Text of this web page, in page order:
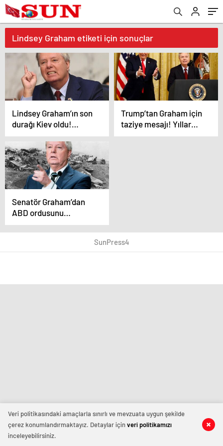
Lindsey Graham etiketi için sonuçlar
Lindsey Graham’ın son
durağı Kiev oldu!
Ölümünden saatler
önce Zelenski ile
görüştü
Trump’tan Graham için
taziye mesajı! Yıllar
önce söyledikleri
Senatör Graham’dan
ABD ordusunu
bitirecek çağrı!
Geçmişi çabuk unuttu
SunPress4
Veri politikasındaki amaçlarla sınırlı ve mevzuata uygun şekilde
çerez konumlandırmaktayız. Detaylar içinveri politikamızı
inceleyebilirsiniz.